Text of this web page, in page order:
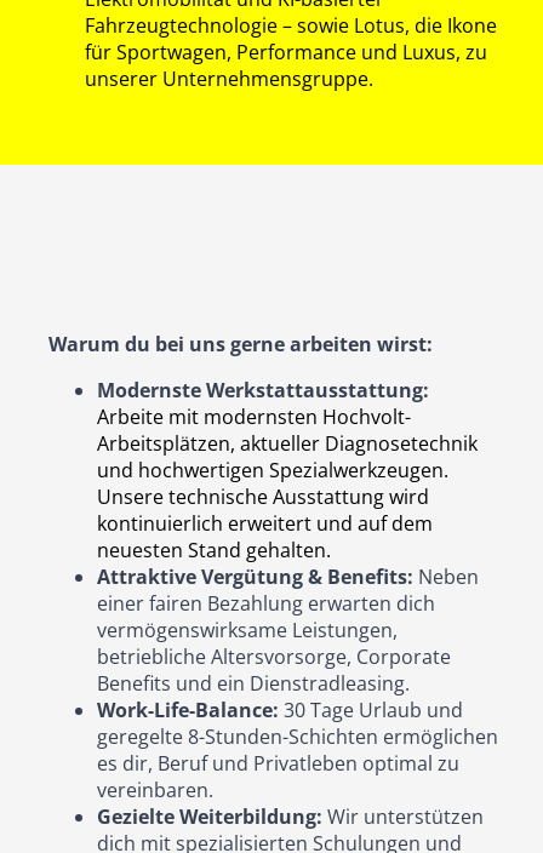
Fahrzeugtechnologie – sowie Lotus, die Ikone
für Sportwagen, Performance und Luxus, zu
unserer Unternehmensgruppe.
Warum du bei uns gerne arbeiten wirst:
Modernste Werkstattausstattung:
Arbeite mit modernsten Hochvolt-
Arbeitsplätzen, aktueller Diagnosetechnik
und hochwertigen Spezialwerkzeugen.
Unsere technische Ausstattung wird
kontinuierlich erweitert und auf dem
neuesten Stand gehalten.
Attraktive Vergütung & Benefits: Neben
einer fairen Bezahlung erwarten dich
vermögenswirksame Leistungen,
betriebliche Altersvorsorge, Corporate
Benefits und ein Dienstradleasing.
Work-Life-Balance: 30 Tage Urlaub und
geregelte 8-Stunden-Schichten ermöglichen
es dir, Beruf und Privatleben optimal zu
vereinbaren.
Gezielte Weiterbildung: Wir unterstützen
dich mit spezialisierten Schulungen und